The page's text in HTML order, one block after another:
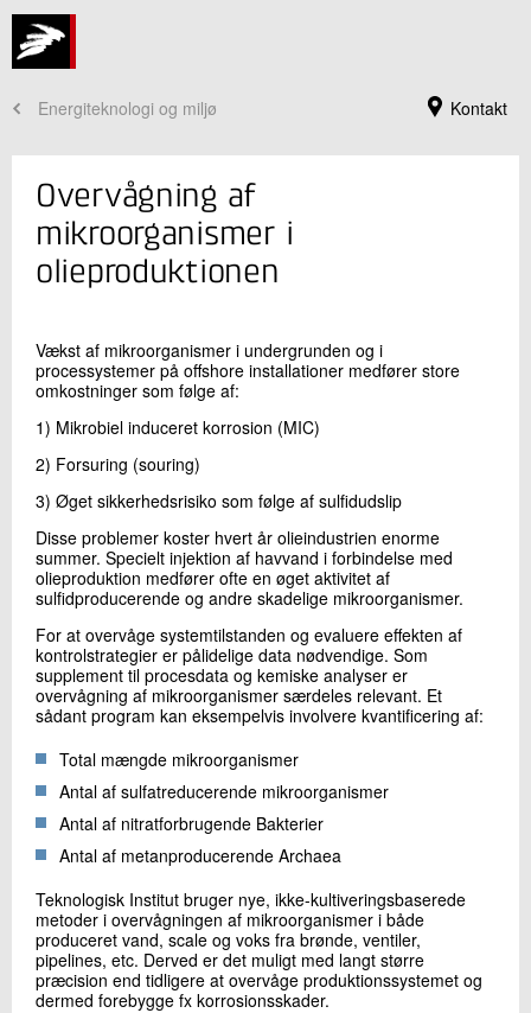
Kontakt
Energiteknologi og miljø
Jeg er din kontaktperson
Ketil Bernt Sørensen
Forretningsleder
Vandteknologi
+45 72 20 13 48
Send e-mail
Skriv til mig
Overvågning af
mikroorganismer i
olieproduktionen
Vækst af mikroorganismer i undergrunden og i
processystemer på offshore installationer medfører store
omkostninger som følge af:
1) Mikrobiel induceret korrosion (MIC)
2) Forsuring (souring)
3) Øget sikkerhedsrisiko som følge af sulfidudslip
Disse problemer koster hvert år olieindustrien enorme
summer. Specielt injektion af havvand i forbindelse med
olieproduktion medfører ofte en øget aktivitet af
sulfidproducerende og andre skadelige mikroorganismer.
For at overvåge systemtilstanden og evaluere effekten af
kontrolstrategier er pålidelige data nødvendige. Som
supplement til procesdata og kemiske analyser er
overvågning af mikroorganismer særdeles relevant. Et
sådant program kan eksempelvis involvere kvantificering af:
Total mængde mikroorganismer
Antal af sulfatreducerende mikroorganismer
Antal af nitratforbrugende Bakterier
Antal af metanproducerende Archaea
Teknologisk Institut bruger nye, ikke-kultiveringsbaserede
metoder i overvågningen af mikroorganismer i både
produceret vand, scale og voks fra brønde, ventiler,
pipelines, etc. Derved er det muligt med langt større
præcision end tidligere at overvåge produktionssystemet og
dermed forebygge fx korrosionsskader.